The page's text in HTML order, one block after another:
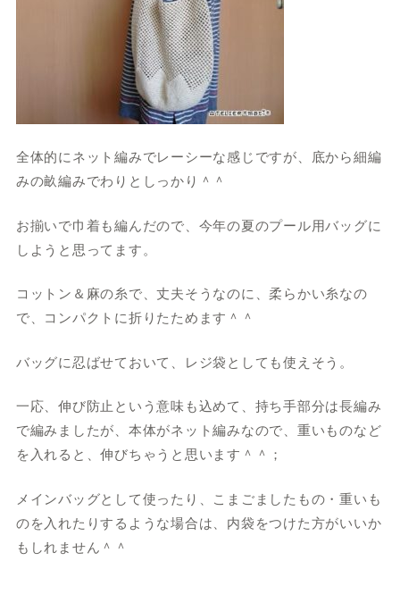
全体的にネット編みでレーシーな感じですが、底から細編
みの畝編みでわりとしっかり＾＾
お揃いで巾着も編んだので、今年の夏のプール用バッグに
しようと思ってます。
コットン＆麻の糸で、丈夫そうなのに、柔らかい糸なの
で、コンパクトに折りたためます＾＾
バッグに忍ばせておいて、レジ袋としても使えそう。
一応、伸び防止という意味も込めて、持ち手部分は長編み
で編みましたが、本体がネット編みなので、重いものなど
を入れると、伸びちゃうと思います＾＾；
メインバッグとして使ったり、こまごましたもの・重いも
のを入れたりするような場合は、内袋をつけた方がいいか
もしれません＾＾